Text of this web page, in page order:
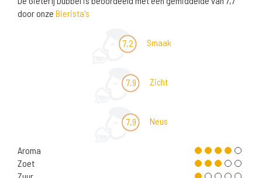
door onze Bierista's
7,2 Smaak
7,9 Zicht
7,9 Neus
Aroma
Zoet